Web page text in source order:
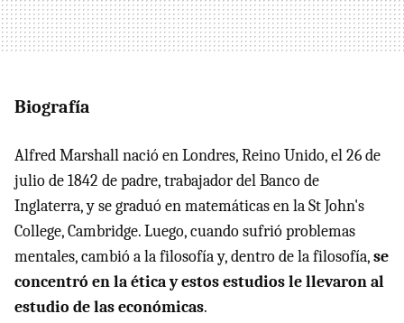
Biografía
Alfred Marshall nació en Londres, Reino Unido, el 26 de
julio de 1842 de padre, trabajador del Banco de
Inglaterra, y se graduó en matemáticas en la St John's
College, Cambridge. Luego, cuando sufrió problemas
mentales, cambió a la filosofía y, dentro de la filosofía,se
concentró en la ética y estos estudios le llevaron al
estudio de las económicas.